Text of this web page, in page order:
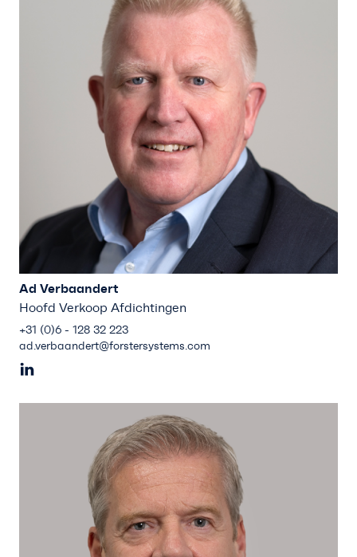
Ad Verbaandert
Hoofd Verkoop Afdichtingen
+31 (0)6 - 128 32 223
ad.verbaandert@forstersystems.com